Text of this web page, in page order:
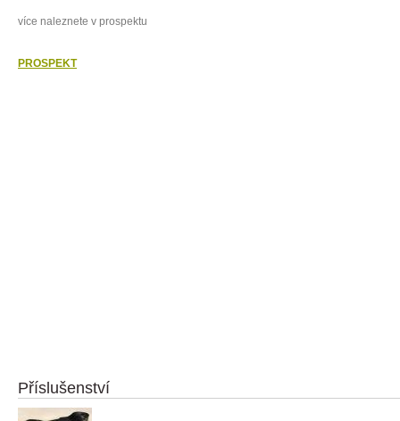
více naleznete v prospektu
PROSPEKT
Příslušenství